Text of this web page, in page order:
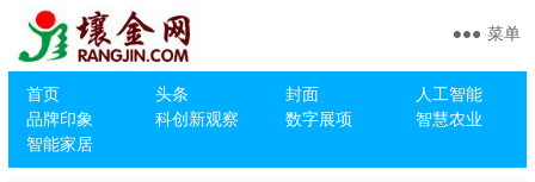
首页 头条 封面
人工智能
品牌印象
科创新观察 数字展项
智慧农业
智能家居
菜单